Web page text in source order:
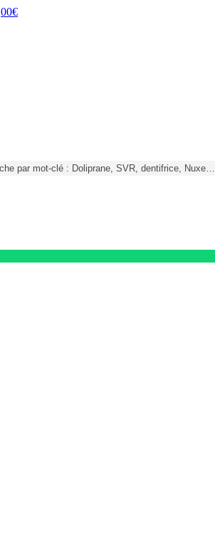
par mot-clé : Doliprane, SVR, dentifrice, Nuxe…